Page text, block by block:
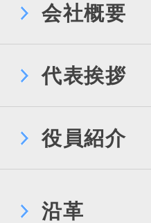
会社概要
代表挨拶
役員紹介
沿革